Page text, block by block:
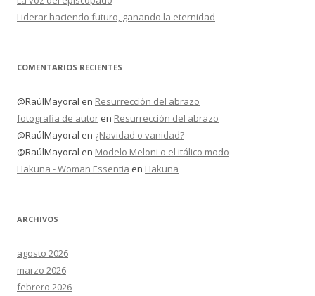
Liderar haciendo futuro, ganando la eternidad
COMENTARIOS RECIENTES
@RaúlMayoral en Resurrección del abrazo
fotografia de autor en Resurrección del abrazo
@RaúlMayoral en ¿Navidad o vanidad?
@RaúlMayoral en Modelo Meloni o el itálico modo
Hakuna - Woman Essentia en Hakuna
ARCHIVOS
agosto 2026
marzo 2026
febrero 2026